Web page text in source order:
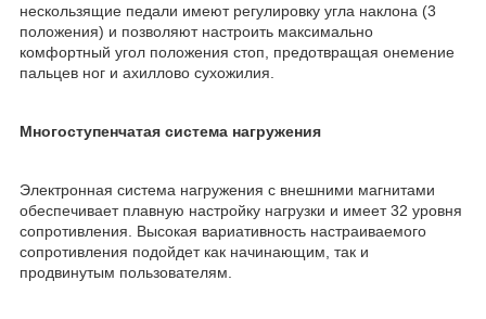
нескользящие педали имеют регулировку угла наклона (3
положения) и позволяют настроить максимально
комфортный угол положения стоп, предотвращая онемение
пальцев ног и ахиллово сухожилия.
Многоступенчатая система нагружения
Электронная система нагружения с внешними магнитами
обеспечивает плавную настройку нагрузки и имеет 32 уровня
сопротивления. Высокая вариативность настраиваемого
сопротивления подойдет как начинающим, так и
продвинутым пользователям.